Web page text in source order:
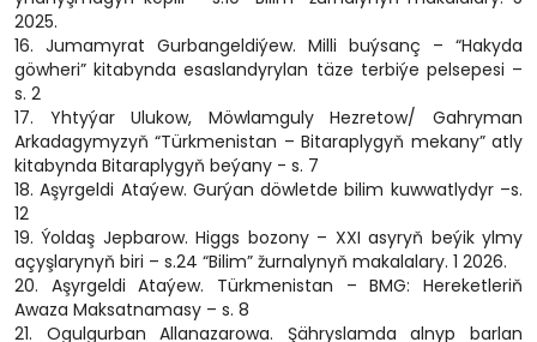
2025.
16. Jumamyrat Gurbangeldiýew. Milli buýsanç – “Hakyda
göwheri” kitabynda esaslandyrylan täze terbiýe pelsepesi –
s. 2
17. Yhtyýar Ulukow, Möwlamguly Hezretow/ Gahryman
Arkadagymyzyň “Türkmenistan – Bitaraplygyň mekany” atly
kitabynda Bitaraplygyň beýany - s. 7
18. Aşyrgeldi Ataýew. Gurýan döwletde bilim kuwwatlydyr –s.
12
19. Ýoldaş Jepbarow. Higgs bozony – XXI asyryň beýik ylmy
açyşlarynyň biri – s.24 “Bilim” žurnalynyň makalalary. 1 2026.
20. Aşyrgeldi Ataýew. Türkmenistan – BMG: Hereketleriň
Awaza Maksatnamasy – s. 8
21. Ogulgurban Allanazarowa. Şähryslamda alnyp barlan